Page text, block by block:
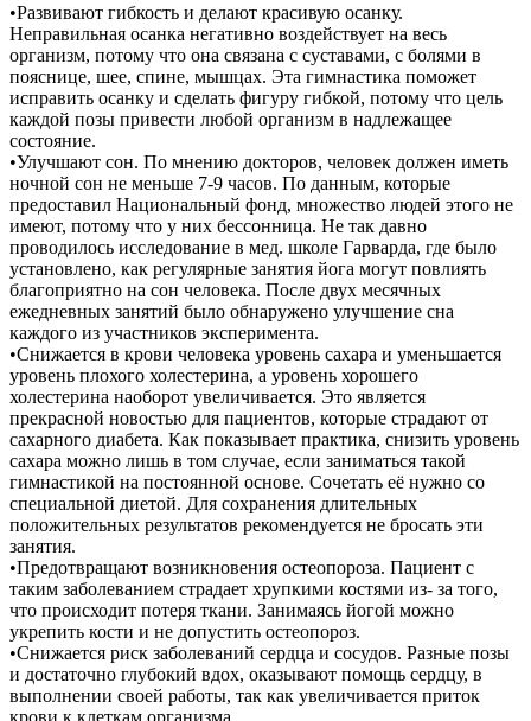
•Развивают гибкость и делают красивую осанку.
Неправильная осанка негативно воздействует на весь
организм, потому что она связана с суставами, с болями в
пояснице, шее, спине, мышцах. Эта гимнастика поможет
исправить осанку и сделать фигуру гибкой, потому что цель
каждой позы привести любой организм в надлежащее
состояние.
•Улучшают сон. По мнению докторов, человек должен иметь
ночной сон не меньше 7-9 часов. По данным, которые
предоставил Национальный фонд, множество людей этого не
имеют, потому что у них бессонница. Не так давно
проводилось исследование в мед. школе Гарварда, где было
установлено, как регулярные занятия йога могут повлиять
благоприятно на сон человека. После двух месячных
ежедневных занятий было обнаружено улучшение сна
каждого из участников эксперимента.
•Снижается в крови человека уровень сахара и уменьшается
уровень плохого холестерина, а уровень хорошего
холестерина наоборот увеличивается. Это является
прекрасной новостью для пациентов, которые страдают от
сахарного диабета. Как показывает практика, снизить уровень
сахара можно лишь в том случае, если заниматься такой
гимнастикой на постоянной основе. Сочетать её нужно со
специальной диетой. Для сохранения длительных
положительных результатов рекомендуется не бросать эти
занятия.
•Предотвращают возникновения остеопороза. Пациент с
таким заболеванием страдает хрупкими костями из- за того,
что происходит потеря ткани. Занимаясь йогой можно
укрепить кости и не допустить остеопороз.
•Снижается риск заболеваний сердца и сосудов. Разные позы
и достаточно глубокий вдох, оказывают помощь сердцу, в
выполнении своей работы, так как увеличивается приток
крови к клеткам организма.